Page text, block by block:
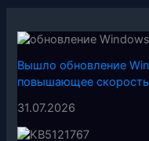
Вышло обновление
повышающее
31.07.2026